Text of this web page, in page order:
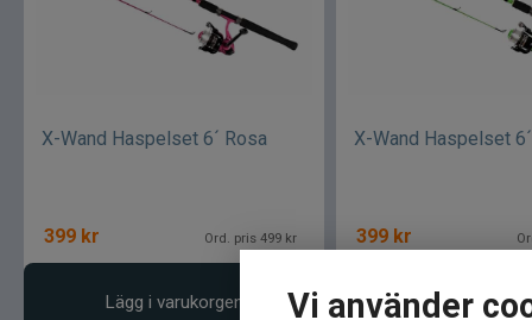
Vi använder
X-Wand Haspelset 6´ Rosa
399 kr Ord. pris 499 kr
Lägg i varukorgen
X-Wand Haspelset
399 kr
Bevaka